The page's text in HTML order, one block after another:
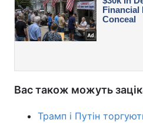
Вас також можуть
Трамп і Путін